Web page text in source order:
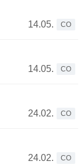
14.05.
CO
14.05.
CO
24.02.
CO
24.02.
CO